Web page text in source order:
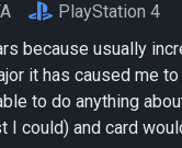
PlayStation 4
because usually
it has caused me
to do anything
I could) and card